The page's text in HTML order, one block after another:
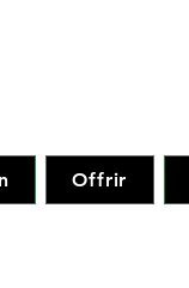
Offrir